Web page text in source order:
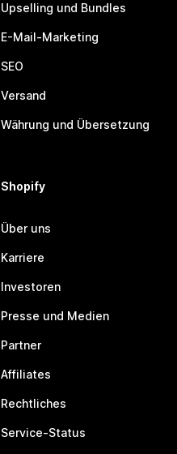
Upselling und Bundles
E-Mail-Marketing
SEO
Versand
Währung und Übersetzung
Shopify
Über uns
Karriere
Investoren
Presse und Medien
Partner
Affiliates
Rechtliches
Service-Status